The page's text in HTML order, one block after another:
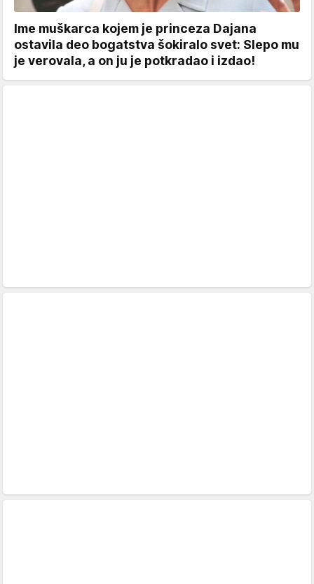
Ime muškarca kojem je princeza Dajana
ostavila deo bogatstva šokiralo svet: Slepo mu
je verovala, a on ju je potkradao i izdao!